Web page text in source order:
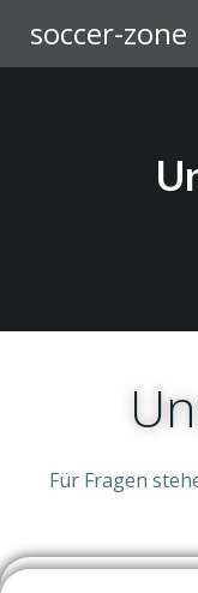
soccer-zone
Für Fragen